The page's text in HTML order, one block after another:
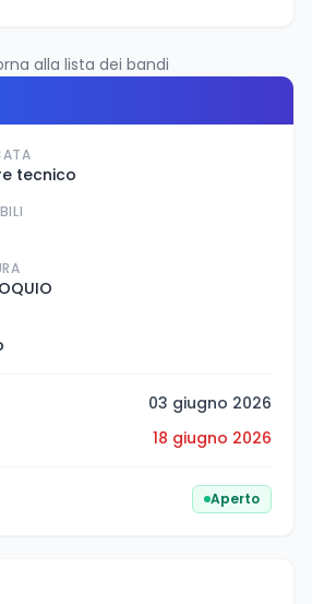
alla lista dei bandi
tecnico
03 giugno 2026
18 giugno 2026
Aperto